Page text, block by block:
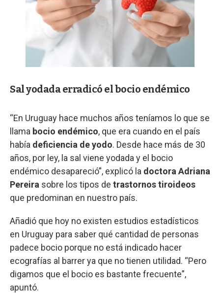
Sal yodada erradicó el bocio endémico
“En Uruguay hace muchos años teníamos lo que se
llama bocio endémico, que era cuando en el país
había deficiencia de yodo. Desde hace más de 30
años, por ley, la sal viene yodada y el bocio
endémico desapareció”, explicó la doctora Adriana
Pereira sobre los tipos de trastornos tiroideos
que predominan en nuestro país.
Añadió que hoy no existen estudios estadísticos
en Uruguay para saber qué cantidad de personas
padece bocio porque no está indicado hacer
ecografías al barrer ya que no tienen utilidad. “Pero
digamos que el bocio es bastante frecuente”,
apuntó.